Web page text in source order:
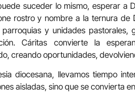
suceder lo mismo, esperar a
rostro y nombre a la ternura de
parroquias y unidades
Cáritas convierte la
creando oportunidades,
diocesana, llevamos tiempo
aisladas, sino que se convierta